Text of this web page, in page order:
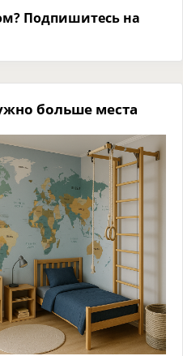
Подпишитесь на
больше места